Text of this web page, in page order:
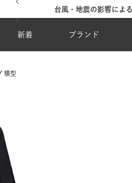
台風・地震の影響によ
新着 ブランド
横型